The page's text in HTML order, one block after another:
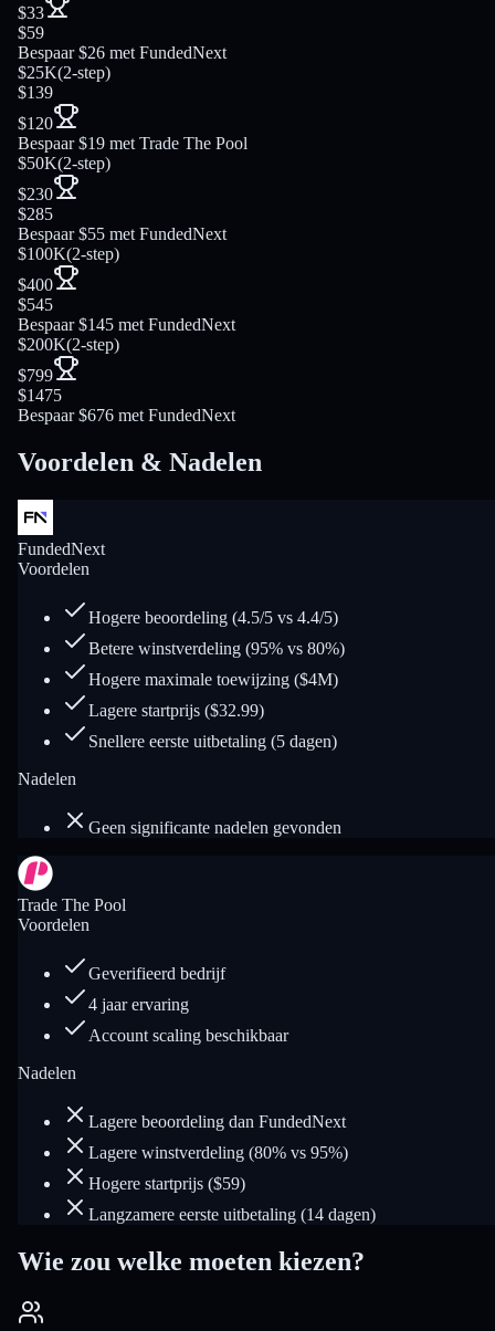
$33
$59
Bespaar $26 met FundedNext
$25K(2-step)
$139
$120
Bespaar $19 met Trade The Pool
$50K(2-step)
$230
$285
Bespaar $55 met FundedNext
$100K(2-step)
$400
$545
Bespaar $145 met FundedNext
$200K(2-step)
$799
$1475
Bespaar $676 met FundedNext
Voordelen & Nadelen
FundedNext
Voordelen
Hogere beoordeling (4.5/5 vs 4.4/5)
Betere winstverdeling (95% vs 80%)
Hogere maximale toewijzing ($4M)
Lagere startprijs ($32.99)
Snellere eerste uitbetaling (5 dagen)
Nadelen
Geen significante nadelen gevonden
Trade The Pool
Voordelen
Geverifieerd bedrijf
4 jaar ervaring
Account scaling beschikbaar
Nadelen
Lagere beoordeling dan FundedNext
Lagere winstverdeling (80% vs 95%)
Hogere startprijs ($59)
Langzamere eerste uitbetaling (14 dagen)
Wie zou welke moeten kiezen?